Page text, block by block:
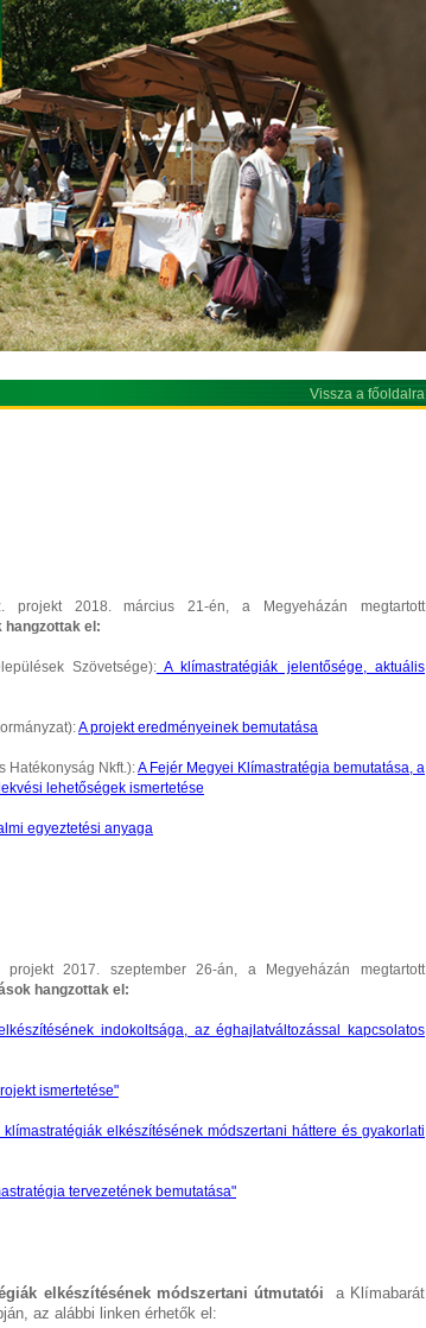
Vissza a főoldalra
projekt 2018. március 21-én, a Megyeházán megtartott
hangzottak el:
Szövetsége):A klímastratégiák jelentősége, aktuális
A projekt eredményeinek bemutatása
Hatékonyság Nkft.):A Fejér Megyei Klímastratégia bemutatása, a
lehetőségek ismertetése
egyeztetési anyaga
projekt 2017. szeptember 26-án, a Megyeházán megtartott
hangzottak el:
indokoltsága, az éghajlatváltozással kapcsolatos
ismertetése"
elkészítésének módszertani háttere és gyakorlati
tervezetének bemutatása"
elkészítésének módszertani útmutatói
a Klímabarát
az alábbi linken érhetők el: